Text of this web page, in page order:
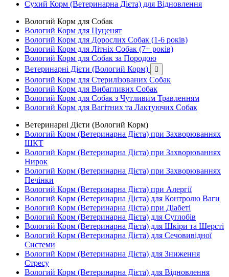
Сухий Корм (Ветеринарна Дієта) для Відновлення
Вологий Корм для Собак
Вологий Корм для Цуценят
Вологий Корм для Дорослих Собак (1-6 років)
Вологий Корм для Літніх Собак (7+ років)
Вологий Корм для Собак за Породою
Ветеринарні Дієти (Вологий Корм)

Вологий Корм для Стерилізованих Собак
Вологий Корм для Вибагливих Собак
Вологий Корм для Собак з Чутливим Травленням
Вологий Корм для Вагітних та Лактуючих Собак
Ветеринарні Дієти (Вологий Корм)
Вологий Корм (Ветеринарна Дієта) при Захворюваннях
ШКТ
Вологий Корм (Ветеринарна Дієта) при Захворюваннях
Нирок
Вологий Корм (Ветеринарна Дієта) при Захворюваннях
Печінки
Вологий Корм (Ветеринарна Дієта) при Алергії
Вологий Корм (Ветеринарна Дієта) для Контролю Ваги
Вологий Корм (Ветеринарна Дієта) при Діабеті
Вологий Корм (Ветеринарна Дієта) для Суглобів
Вологий Корм (Ветеринарна Дієта) для Шкіри та Шерсті
Вологий Корм (Ветеринарна Дієта) для Сечовивідної
Системи
Вологий Корм (Ветеринарна Дієта) для Зниження
Стресу
Вологий Корм (Ветеринарна Дієта) для Відновлення